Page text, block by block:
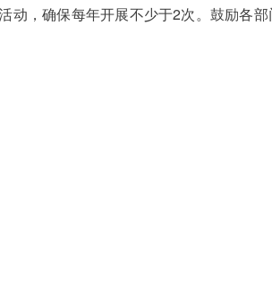
动，确保每年开展不少于2次。鼓励各